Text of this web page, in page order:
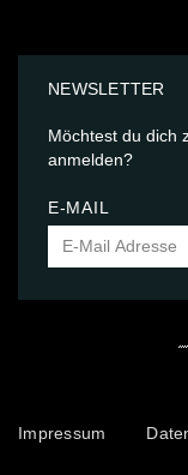
NEWSLETTER
Möchtest du dich
anmelden?
E-MAIL
Impressum